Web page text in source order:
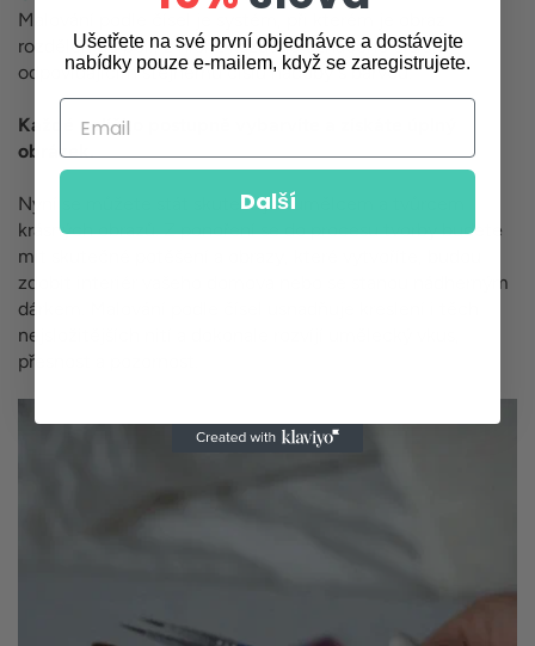
Malování podle čísel je systém, při kterém je obraz
rozdělen do polí, z nichž každé je označeno číslem
odpovídajícím stejnému číslu nádoby s barvou.
Každé políčko postupně vybarvíte a získáte úplný
obrázek.
Nyní se můžete stát skutečným umělcem a tvůrcem
krásných obrazů. Z ponoření se do procesu tvorby budete
mít skutečné potěšení a obrazy, které vytvoříte, budou
zdobit interiér vašeho domova nebo se stanou nádherným
dárkem. Malování podle čísel usnadňuje kreslení i těch
nejsložitějších nití a dokonale rozvíjí umělecký vkus,
přesnost a pozornost.
Ušetřete na své první objednávce a dostávejte
nabídky pouze e-mailem, když se zaregistrujete.
Email
Další